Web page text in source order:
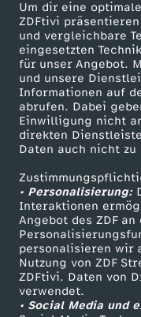
Um dir eine
ZDFtivi
und vergleichbare
eingesetzten
für unser Angebot.
und unsere
Informationen auf
abrufen. Dabei
Einwilligung nicht
direkten
Daten auch nicht zu
• Personalisierung:
Interaktionen
Angebot des ZDF
personalisieren wir
Nutzung von ZDF
ZDFtivi. Daten von
verwendet.
• Social Media und
a
E
i
s
h
o
c
k
Mehr ZDF
ZDF-Apps
Smart TV
ZDFtext
Livestreams
Sendungen A-Z
TV-Programm
ZDF Unternehmen